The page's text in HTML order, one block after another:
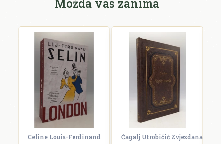
Možda vas zanima
Celine Louis-Ferdinand Čagalj Utrobičić Zvjezdana